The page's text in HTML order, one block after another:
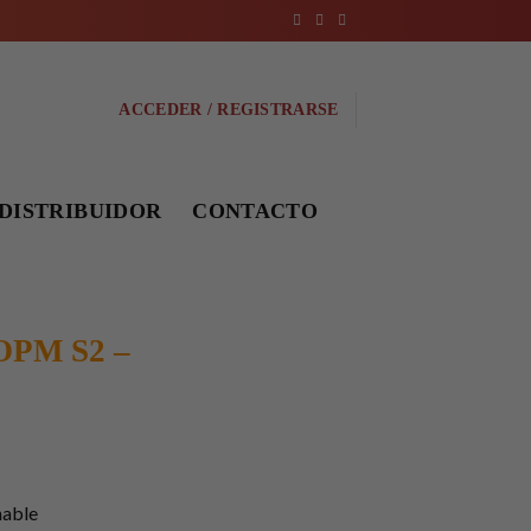
ACCEDER / REGISTRARSE
CONTACTO
S2 –